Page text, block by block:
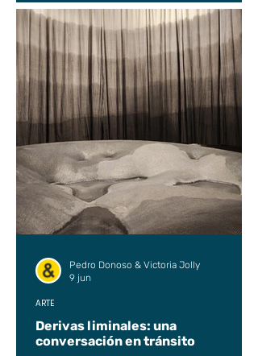
Derivas liminales: una
conversación en tránsito
ARTE
Pedro Donoso & Victoria Jolly
9 jun